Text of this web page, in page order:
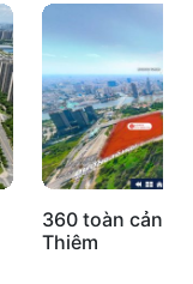
360 toàn cảnh
Thiêm